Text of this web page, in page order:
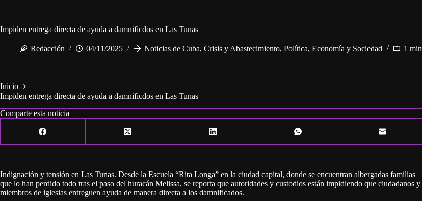
Impiden entrega directa de ayuda a damnificdos en Las Tunas
Redacción 04/11/2025 Noticias de Cuba, Crisis y Abastecimiento, Política, Economía y Sociedad 1 min
Inicio
Impiden entrega directa de ayuda a damnificdos en Las Tunas
Comparte esta noticia
Indignación y tensión en Las Tunas. Desde la Escuela “Rita Longa” en la ciudad capital, donde se encuentran albergadas familias
que lo han perdido todo tras el paso del huracán Melissa, se reporta que autoridades y custodios están impidiendo que ciudadanos y
miembros de iglesias entreguen ayuda de manera directa a los damnificados.